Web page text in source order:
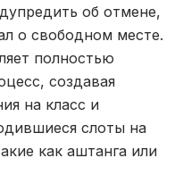
об отмене,
о свободном месте.
полностью
создавая
на класс и
слоты на
как аштанга или